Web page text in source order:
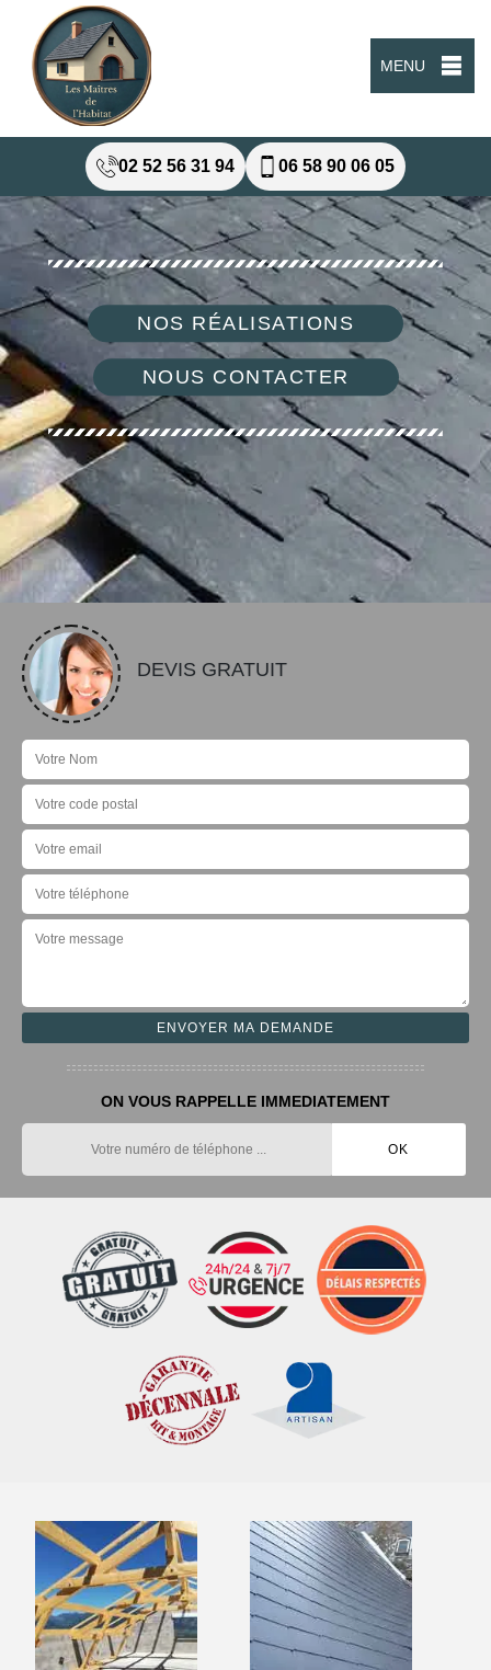
MENU
02 52 56 31 94 06 58 90 06 05
NOS RÉALISATIONS
NOUS CONTACTER
DEVIS GRATUIT
ON VOUS RAPPELLE IMMEDIATEMENT